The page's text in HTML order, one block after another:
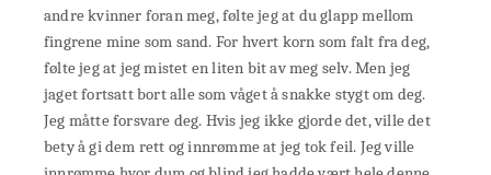
andre kvinner foran meg, følte jeg at du glapp mellom
fingrene mine som sand. For hvert korn som falt fra deg,
følte jeg at jeg mistet en liten bit av meg selv. Men jeg
jaget fortsatt bort alle som våget å snakke stygt om deg.
Jeg måtte forsvare deg. Hvis jeg ikke gjorde det, ville det
bety å gi dem rett og innrømme at jeg tok feil. Jeg ville